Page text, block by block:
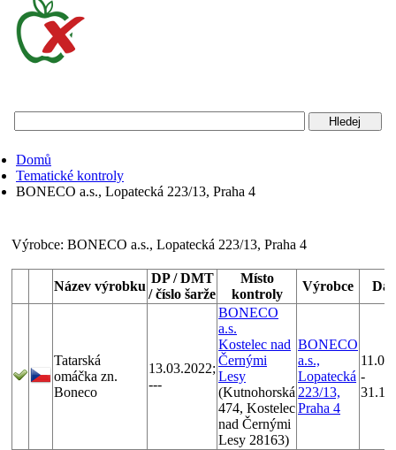
potravinářská
inspekce
Domů
Tematické kontroly
BONECO a.s., Lopatecká 223/13, Praha 4
Výrobce: BONECO a.s., Lopatecká 223/13, Praha 4
Název výrobku
DP / DMT
/ číslo šarže
Místo
kontroly
Výrobce
Tatarská
omáčka zn.
Boneco
13.03.2022;
---
BONECO
a.s.
Kostelec nad
Černými
Lesy
(Kutnohorská
474, Kostelec
nad Černými
Lesy 28163)
BONECO
a.s.,
Lopatecká
223/13,
Praha 4
-